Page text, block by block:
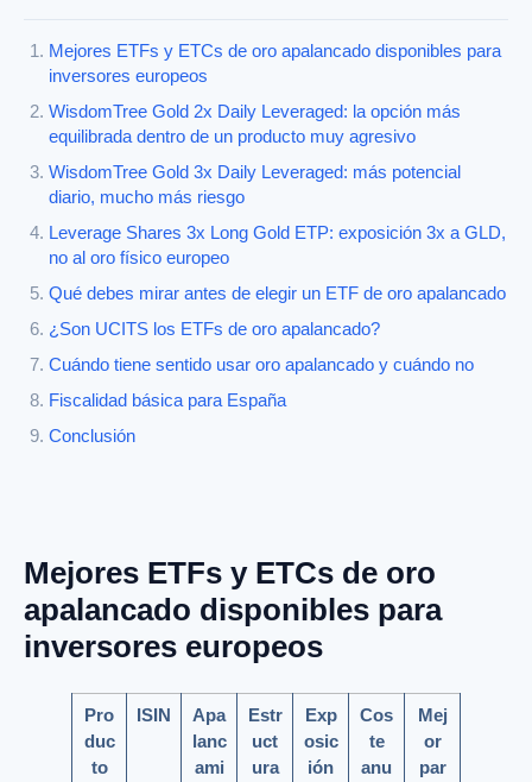
Mejores ETFs y ETCs de oro apalancado disponibles para
inversores europeos
WisdomTree Gold 2x Daily Leveraged: la opción más
equilibrada dentro de un producto muy agresivo
WisdomTree Gold 3x Daily Leveraged: más potencial
diario, mucho más riesgo
Leverage Shares 3x Long Gold ETP: exposición 3x a GLD,
no al oro físico europeo
Qué debes mirar antes de elegir un ETF de oro apalancado
¿Son UCITS los ETFs de oro apalancado?
Cuándo tiene sentido usar oro apalancado y cuándo no
Fiscalidad básica para España
Conclusión
Mejores ETFs y ETCs de oro
apalancado disponibles para
inversores europeos
Pro
duc
to
ISIN
Apa
lanc
ami
Estr
uct
ura
Exp
osic
ión
Cos
te
anu
Mej
or
par